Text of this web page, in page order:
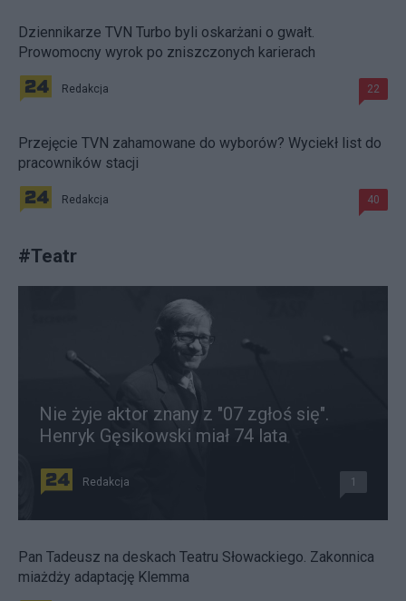
Dziennikarze TVN Turbo byli oskarżani o gwałt.
Prowomocny wyrok po zniszczonych karierach
Redakcja 22
Przejęcie TVN zahamowane do wyborów? Wyciekł list do
pracowników stacji
Redakcja 40
#Teatr
Nie żyje aktor znany z "07 zgłoś się".
Henryk Gęsikowski miał 74 lata
Redakcja 1
Pan Tadeusz na deskach Teatru Słowackiego. Zakonnica
miażdży adaptację Klemma